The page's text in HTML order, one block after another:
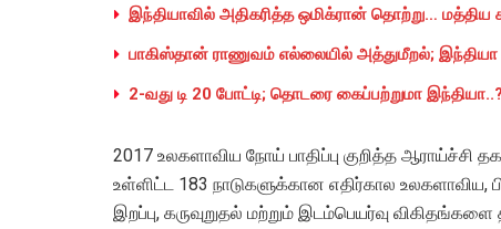
இந்தியாவில் அதிகரித்த ஒமிக்ரான் தொற்று… மத்திய
பாகிஸ்தான் ராணுவம் எல்லையில் அத்துமீறல்; இந்தியா
2-வது டி 20 போட்டி; தொடரை கைப்பற்றுமா இந்தியா..?
2017 உலகளாவிய நோய் பாதிப்பு குறித்த ஆராய்ச்சி
உள்ளிட்ட 183 நாடுகளுக்கான எதிர்கால
இறப்பு, கருவுறுதல் மற்றும் இடம்பெயர்வு